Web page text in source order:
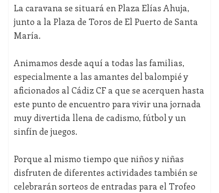
La caravana se situará en Plaza Elías Ahuja,
junto a la Plaza de Toros de El Puerto de Santa
María.
Animamos desde aquí a todas las familias,
especialmente a las amantes del balompié y
aficionados al Cádiz CF a que se acerquen hasta
este punto de encuentro para vivir una jornada
muy divertida llena de cadismo, fútbol y un
sinfín de juegos.
Porque al mismo tiempo que niños y niñas
disfruten de diferentes actividades también se
celebrarán sorteos de entradas para el Trofeo